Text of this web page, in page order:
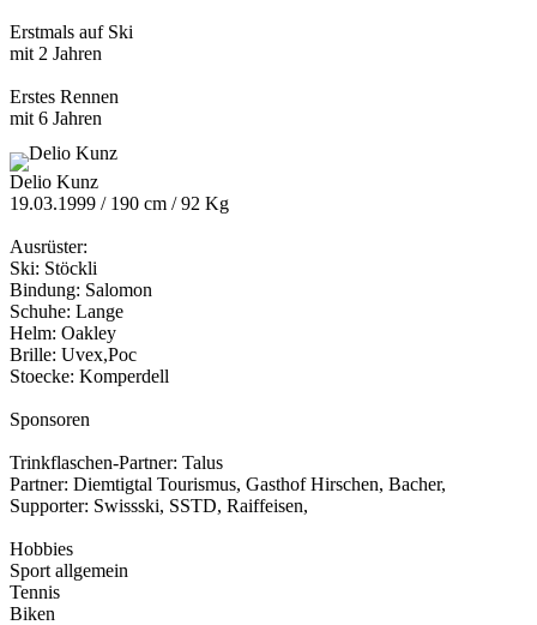
Erstmals auf Ski
mit 2 Jahren
Erstes Rennen
mit 6 Jahren
Delio Kunz
19.03.1999 / 190 cm / 92 Kg
Ausrüster:
Ski: Stöckli
Bindung: Salomon
Schuhe: Lange
Helm: Oakley
Brille: Uvex,Poc
Stoecke: Komperdell
Sponsoren
Trinkflaschen-Partner: Talus
Partner: Diemtigtal Tourismus, Gasthof Hirschen, Bacher,
Supporter: Swissski, SSTD, Raiffeisen,
Hobbies
Sport allgemein
Tennis
Biken